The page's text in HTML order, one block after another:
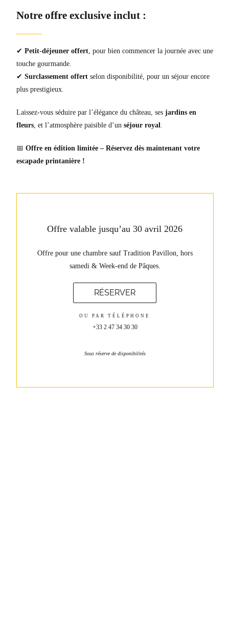
Notre offre exclusive inclut :
✔ Petit-déjeuner offert, pour bien commencer la journée avec une
touche gourmande.
✔ Surclassement offertselon disponibilité, pour un séjour encore
plus prestigieux.
Laissez-vous séduire par l’élégance du château, ses jardins en
fleurs, et l’atmosphère paisible d’un séjour royal
📅 Offre en édition limitée – Réservez dès maintenant votre
escapade printanière !
Offre valable jusqu’au 30 avril 2026
Offre pour une chambre sauf Tradition Pavillon, hors
samedi & Week-end de Pâques.
RÉSERVER
OU PAR TÉLÉPHONE
+33 2 47 34 30 30
Sous réserve de disponibilités